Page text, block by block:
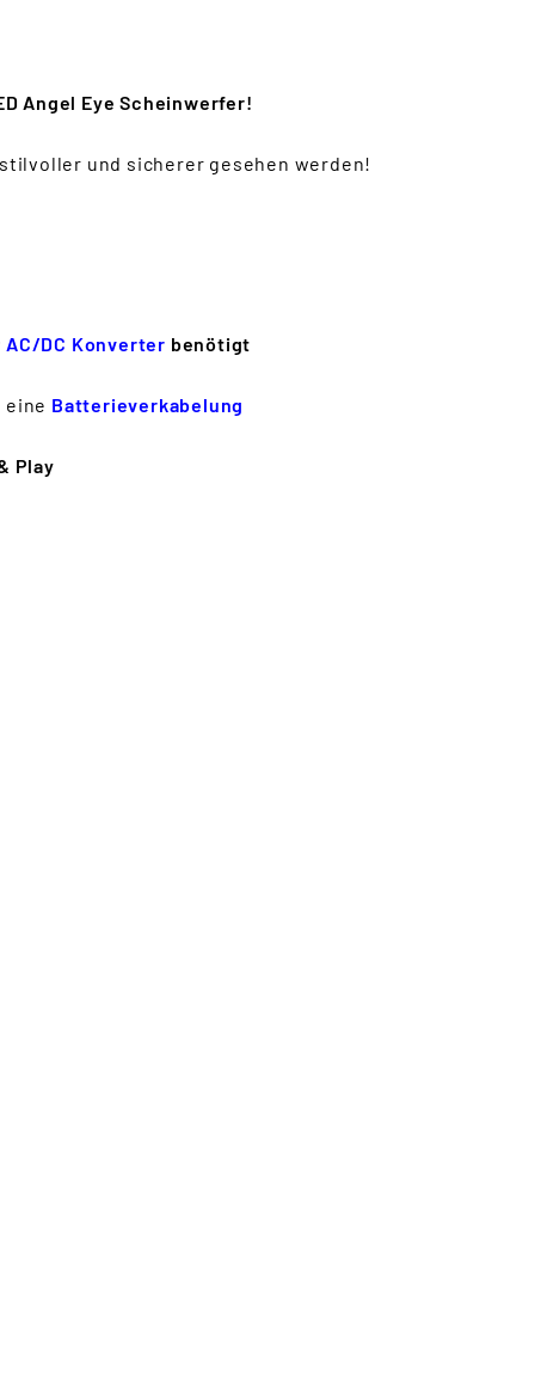
Angel Eye Scheinwerfer!
und sicherer gesehen werden!
AC/DC Konverter benötigt
eine Batterieverkabelung
Play